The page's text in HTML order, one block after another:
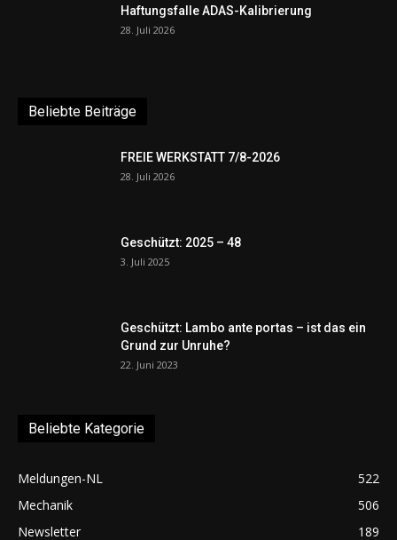
Haftungsfalle ADAS-Kalibrierung
28. Juli 2026
Beliebte Beiträge
FREIE WERKSTATT 7/8-2026
28. Juli 2026
Geschützt: 2025 – 48
3. Juli 2025
Geschützt: Lambo ante portas – ist das ein
Grund zur Unruhe?
22. Juni 2023
Beliebte Kategorie
Meldungen-NL
522
Mechanik
506
Newsletter
189